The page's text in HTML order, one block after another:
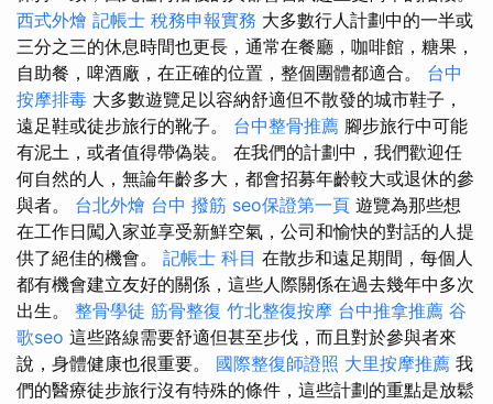
西式外燴 記帳士 稅務申報實務 大多數行人計劃中的一半或
三分之三的休息時間也更長，通常在餐廳，咖啡館，糖果，
自助餐，啤酒廠，在正確的位置，整個團體都適合。 台中
按摩排毒 大多數遊覽足以容納舒適但不散發的城市鞋子，
遠足鞋或徒步旅行的靴子。 台中整骨推薦 腳步旅行中可能
有泥土，或者值得帶偽裝。 在我們的計劃中，我們歡迎任
何自然的人，無論年齡多大，都會招募年齡較大或退休的參
與者。 台北外燴 台中 撥筋 seo保證第一頁 遊覽為那些想
在工作日闖入家並享受新鮮空氣，公司和愉快的對話的人提
供了絕佳的機會。 記帳士 科目 在散步和遠足期間，每個人
都有機會建立友好的關係，這些人際關係在過去幾年中多次
出生。 整骨學徒 筋骨整復 竹北整復按摩 台中推拿推薦 谷
歌seo 這些路線需要舒適但甚至步伐，而且對於參與者來
說，身體健康也很重要。 國際整復師證照 大里按摩推薦 我
們的醫療徒步旅行沒有特殊的條件，這些計劃的重點是放鬆